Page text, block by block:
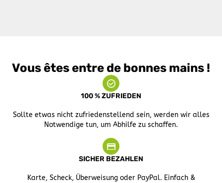
Vous êtes entre de bonnes mains !
100 % ZUFRIEDEN
Sollte etwas nicht zufriedenstellend sein, werden wir alles
Notwendige tun, um Abhilfe zu schaffen.
SICHER BEZAHLEN
Karte, Scheck, Überweisung oder PayPal. Einfach &